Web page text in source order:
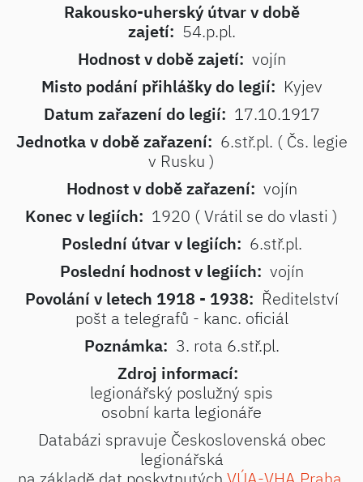
Rakousko-uherský útvar v době
zajetí: 54.p.pl.
Hodnost v době zajetí: vojín
Misto podání přihlášky do legií: Kyjev
Datum zařazení do legií: 17.10.1917
Jednotka v době zařazení: 6.stř.pl. ( Čs. legie
v Rusku )
Hodnost v době zařazení: vojín
Konec v legiích: 1920 ( Vrátil se do vlasti )
Poslední útvar v legiích: 6.stř.pl.
Poslední hodnost v legiích: vojín
Povolání v letech 1918 - 1938: Ředitelství
pošt a telegrafů - kanc. oficiál
Poznámka: 3. rota 6.stř.pl.
Zdroj informací:
legionářský poslužný spis
osobní karta legionáře
Databázi spravuje Československá obec
legionářská